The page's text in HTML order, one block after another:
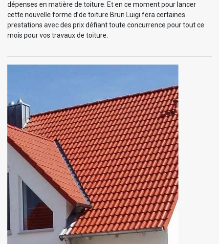
dépenses en matière de toiture. Et en ce moment pour lancer
cette nouvelle forme d’de toiture Brun Luigi fera certaines
prestations avec des prix défiant toute concurrence pour tout ce
mois pour vos travaux de toiture.